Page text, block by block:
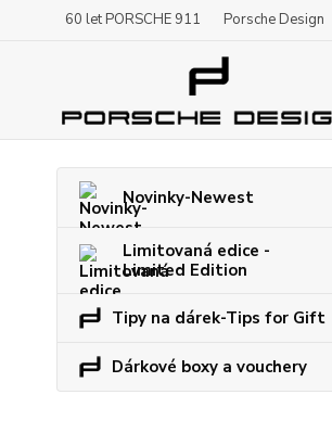
60 let PORSCHE 911 Porsche Design
Novinky-Newest
Limitovaná edice -
Limited Edition
Tipy na dárek-Tips for Gift
Dárkové boxy a vouchery